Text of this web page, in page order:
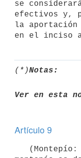
se
efectivos y,
la
(*)Notas:
Ver en esta
Artículo 9